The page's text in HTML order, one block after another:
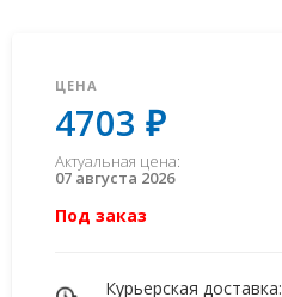
ЦЕНА
4703 ₽
Актуальная цена:
07 августа 2026
Под заказ
Курьерская доставка: